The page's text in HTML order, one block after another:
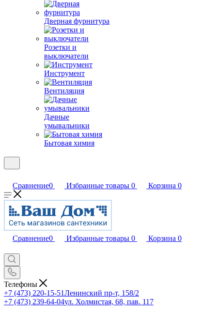
Дверная фурнитура
Розетки и
выключатели
Инструмент
Вентиляция
Дачные
умывальники
Бытовая химия
Сравнение0 Избранные товары 0 Корзина 0
Сравнение0 Избранные товары 0 Корзина 0
Телефоны
+7 (473) 220-15-51Ленинский пр-т, 158/2
+7 (473) 239-64-04ул. Холмистая, 68, пав. 117